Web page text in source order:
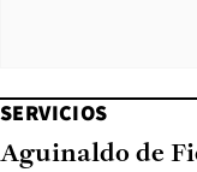
SERVICIOS
Aguinaldo de